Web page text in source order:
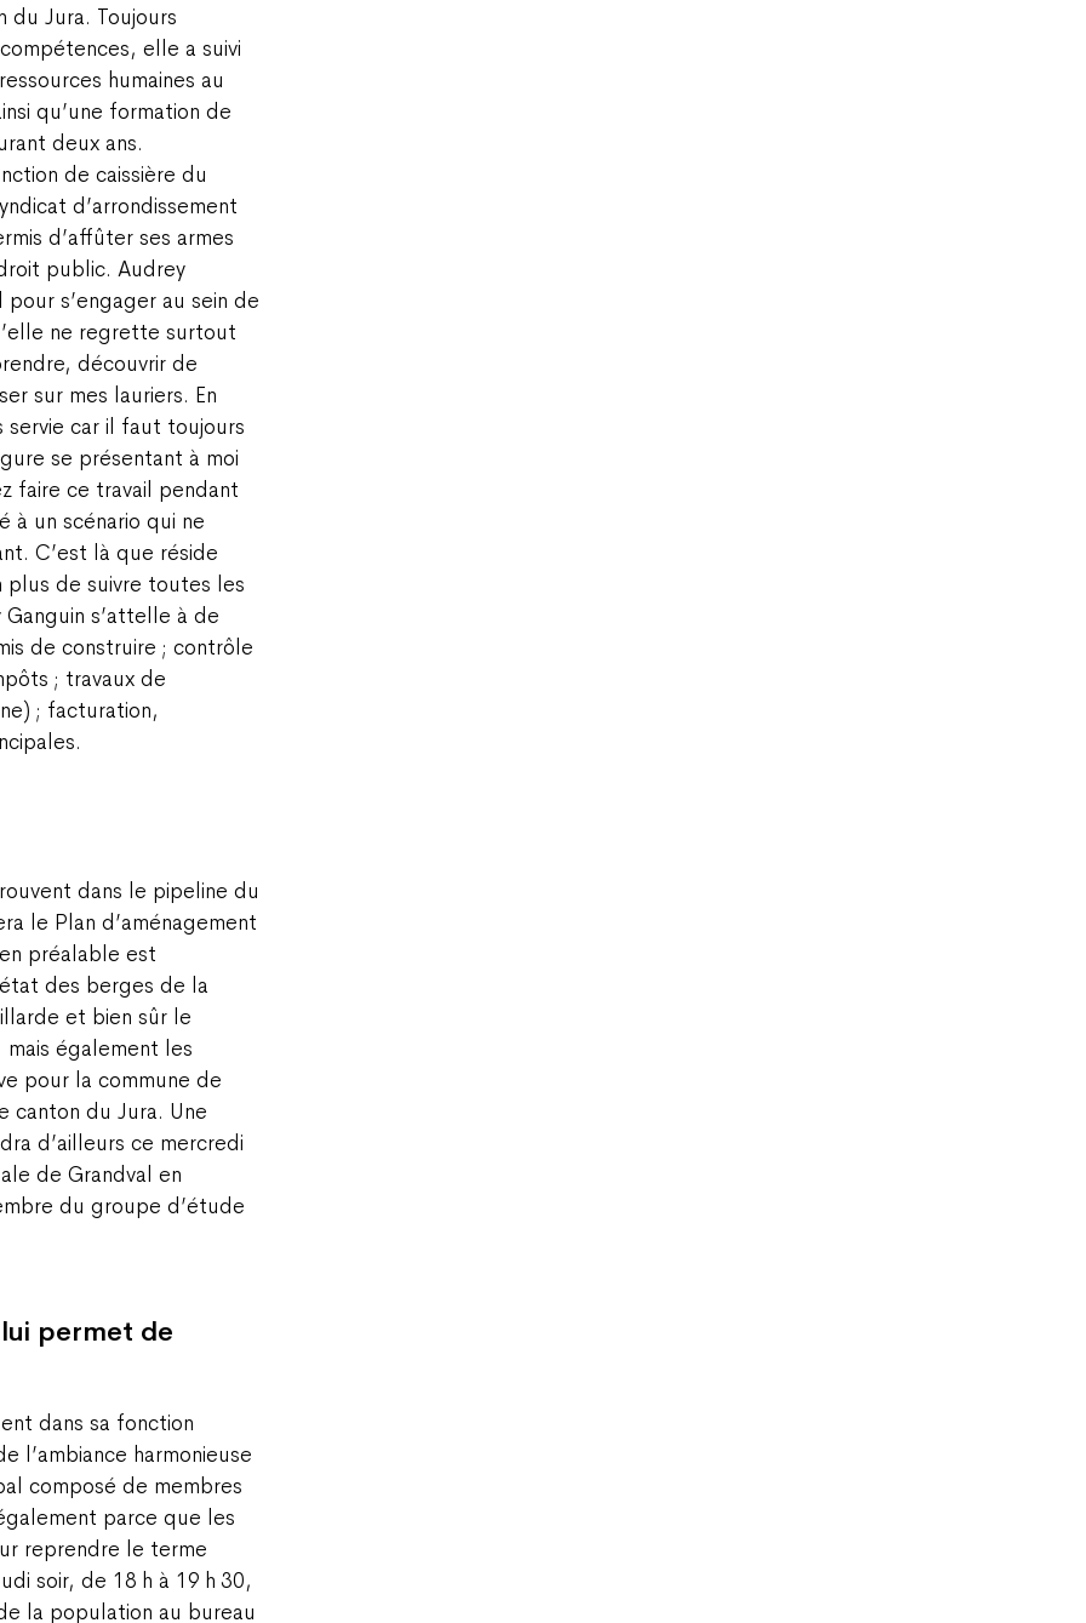
du Jura. Toujours
elle a suivi
humaines au
qu’une formation de
deux ans.
de caissière du
d’arrondissement
d’affûter ses armes
public. Audrey
s’engager au sein de
ne regrette surtout
découvrir de
sur mes lauriers. En
servie car il faut toujours
se présentant à moi
faire ce travail pendant
à un scénario qui ne
C’est là que réside
de suivre toutes les
s’attelle à de
de construire ; contrôle
; travaux de
; facturation,
dans le pipeline du
le Plan d’aménagement
préalable est
des berges de la
et bien sûr le
également les
pour la commune de
canton du Jura. Une
d’ailleurs ce mercredi
de Grandval en
du groupe d’étude
permet de
dans sa fonction
l’ambiance harmonieuse
composé de membres
parce que les
reprendre le terme
soir, de 18 h à 19 h 30,
la population au bureau